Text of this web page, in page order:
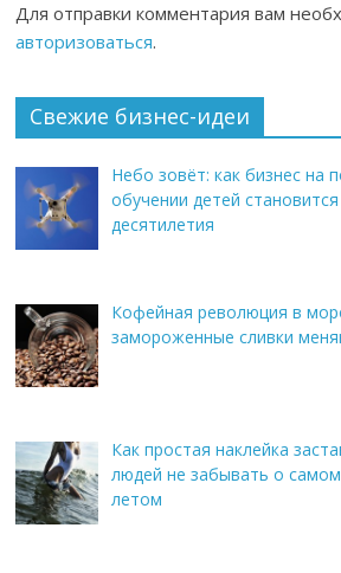
Для отправки комментария вам
авторизоваться.
Свежие бизнес-идеи
Небо зовёт: как бизнес на
обучении детей
десятилетия
Кофейная революция в
замороженные сливки
Как простая наклейка
людей не забывать о
летом